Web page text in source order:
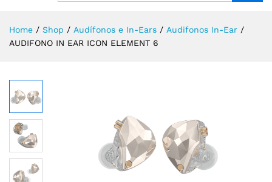
Home / Shop / Audífonos e In-Ears / Audifonos In-Ear /
AUDIFONO IN EAR ICON ELEMENT 6